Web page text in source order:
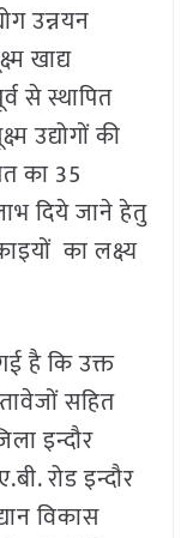
उन्नयन
खाद्य
से स्थापित
उद्योगों की
का 35
दिये जाने हेतु
का लक्ष्य
है कि उक्त
सहित
इन्दौर
रोड इन्दौर
विकास